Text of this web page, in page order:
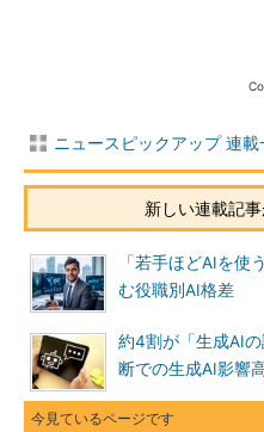
ニュースピックアップ 連載
新しい連載記
「若手ほどAIを
む役職別AI格差
約4割が「生成AI
断での生成AI影響